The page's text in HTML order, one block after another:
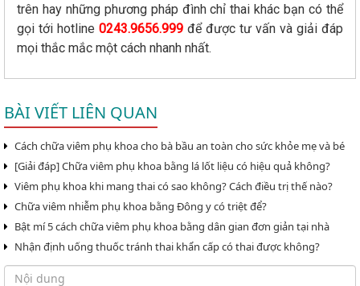
trên hay những phương pháp đình chỉ thai khác bạn có thể
gọi tới hotline 0243.9656.999 để được tư vấn và giải đáp
mọi thắc mắc một cách nhanh nhất.
BÀI VIẾT LIÊN QUAN
Cách chữa viêm phụ khoa cho bà bầu an toàn cho sức khỏe mẹ và bé
[Giải đáp] Chữa viêm phụ khoa bằng lá lốt liệu có hiệu quả không?
Viêm phụ khoa khi mang thai có sao không? Cách điều trị thế nào?
Chữa viêm nhiễm phụ khoa bằng Đông y có triệt để?
Bật mí 5 cách chữa viêm phụ khoa bằng dân gian đơn giản tại nhà
Nhận định uống thuốc tránh thai khẩn cấp có thai được không?